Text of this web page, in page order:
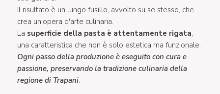
Il risultato è un lungo fusillo, avvolto su se stesso, che
crea un'opera d'arte culinaria.
La superficie della pasta è attentamente rigata,
una caratteristica che non è solo estetica ma funzionale.
Ogni passo della produzione è eseguito con cura e
passione, preservando la tradizione culinaria della
regione di Trapani.